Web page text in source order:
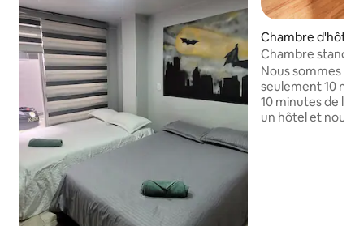
Chambre d'hôtel
Chambre
Nous sommes
seulement 10
10 minutes de
un hôtel et nous